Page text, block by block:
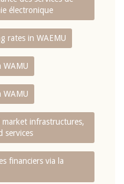
électronique
rates in WAEMU
WAMU
WAMU
market infrastructures,
services
financiers via la